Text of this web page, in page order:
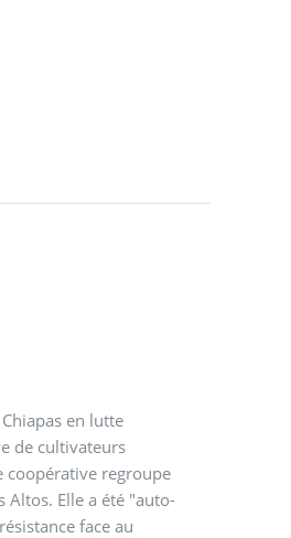
en lutte
de cultivateurs
coopérative regroupe
Elle a été "auto-
face au